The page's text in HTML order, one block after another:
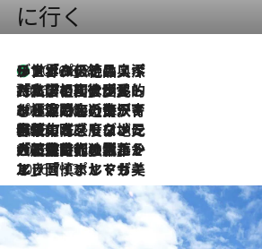
に行く
2026.8.8
リスボンの絶品スイーツ「パステル・デ・ナタ」とは？ポルトガル伝統の奥深い世界へ
2026.7.27
「私の祖国はポルトガル語です」国民的詩人フェルナンド・ペソアと、彼が愛した文学の街を歩く
2026.7.26
ポルトガル近海が育む極上の海の幸。キリリと冷えた白ワインと愉しむ、シーフード専門店の贅沢
2026.7.22
伝統の味をモダンに昇華。高感度な地元客が集う、リスボンの最旬ガストロノミー
2026.7.21
大航海時代の栄華から、震災、独裁、そして革命へ。ポルトガル・首都リスボンの石畳に刻まれた「歴史の光と影」
2026.7.13
エッセイ・ヤマザキマリ「慎ましくも美しき国 ポルトガル」